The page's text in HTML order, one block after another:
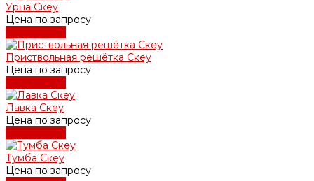
Урна Скеу
Цена по запросу
Приствольная решётка Скеу
Цена по запросу
Лавка Скеу
Цена по запросу
Тумба Скеу
Цена по запросу